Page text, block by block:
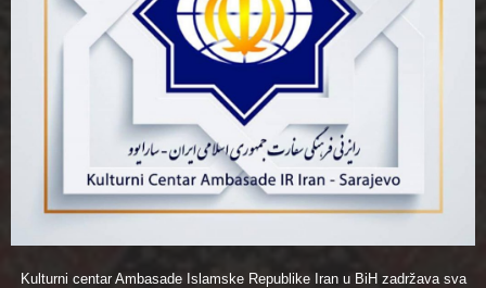
Kulturni centar Ambasade Islamske Republike Iran u BiH zadržava sva